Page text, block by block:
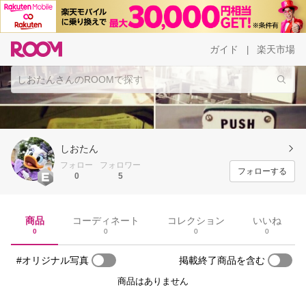
ガイド 楽天市場
しおたん
フォロー
0
フォロワー
5
フォローする
商品
0
コーディネート
0
コレクション
0
いいね
0
#オリジナル写真 掲載終了商品を含む
商品はありません